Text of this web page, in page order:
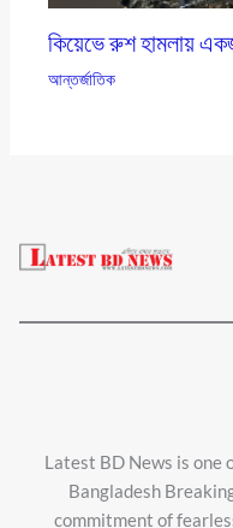
কিয়েভে রুশ হামলায়
আন্তর্জাতিক
Latest BD News is one
Bangladesh
commitment of